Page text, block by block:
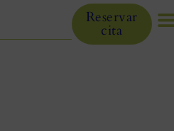
Reservar
cita